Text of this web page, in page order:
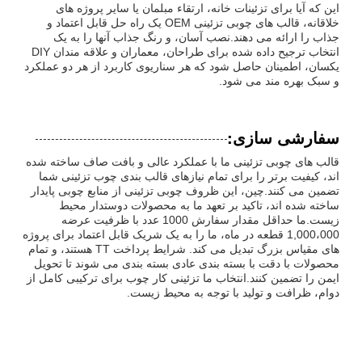
این که آیا برای تزئینات خانه، ارتقاء مبلمان یا سایر پروژه های
خلاقانه، قالب های چوبی تزئینی OEM یک راه حل قابل اعتماد و
جذاب را ارائه می دهند.نصب آسان، و رنگ جذاب آنها را به یک
انتخاب ترجیح داده شده برای طراحان، معماران و علاقه مندان DIY
یکسان، اطمینان حاصل شود که هر سناریوی کاربرد از هر دو عملکرد
و سبک بهره مند می شود.
سفارشی سازی:
قالب های چوبی تزئینی ما با عملکرد عالی و بافت صاف ساخته شده
اند، کیفیت برتر را برای تمام نیازهای قالب بندی چوب تزئینی شما
تضمین می کنند.چین، این ظروف چوبی تزئینی از منابع چوبی پایدار
ساخته شده اند، تاکید بر تعهد ما به محصولات دوستدار محیط
زیست.ما حداقل مقدار سفارش 1000 عدد با ظرفیت عرضه
1,000،000 قطعه در ماه، ما را به یک شریک قابل اعتماد برای پروژه
های مقیاس بزرگ تبدیل می کند. شرایط پرداخت TT هستند، و تمام
محصولات با دقت با بسته بندی عادی بسته بندی می شوند تا تحویل
ایمن را تضمین کنند.انتخاب ما تزئینی کار چوب برای ترکیبی کامل از
دوام، ظرافت و تولید با توجه به محیط زیست.